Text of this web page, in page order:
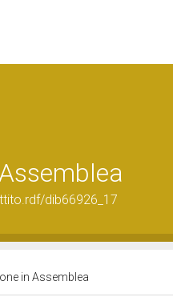
dib66926_17
in Assemblea